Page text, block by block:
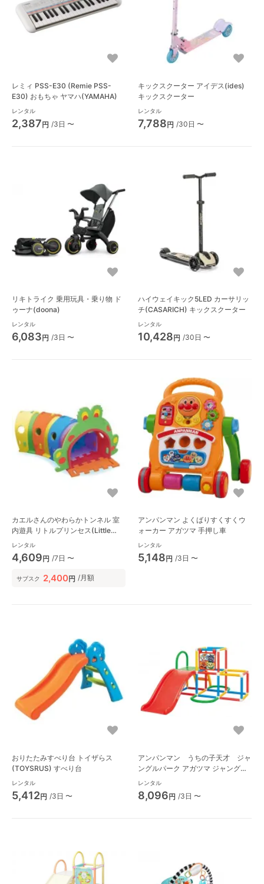
レミィ PSS-E30 (Remie PSS-
E30) おもちゃ ヤマハ(YAMAHA)
レンタル
2,387円 /3日 〜
キックスクーター アイデス(ides)
キックスクーター
レンタル
7,788円 /30日 〜
リキトライク 乗用玩具・乗り物 ド
ゥーナ(doona)
レンタル
6,083円 /3日 〜
ハイウェイキック5LED カーサリッ
チ(CASARICH) キックスクーター
レンタル
10,428円 /30日 〜
カエルさんのやわらかトンネル 室
内遊具 リトルプリンセス(Little
Princess)
レンタル
4,609円 /7日 〜
サブスク 2,400円 /月額
アンパンマン よくばりすくすくウ
ォーカー アガツマ 手押し車
レンタル
5,148円 /3日 〜
おりたたみすべり台 トイザらス
(TOYSRUS) すべり台
レンタル
5,412円 /3日 〜
アンパンマン うちの子天才 ジャ
ングルパーク アガツマ ジャングル
レンタル
8,096円 /3日 〜